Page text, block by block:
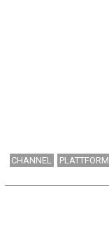
CHANNEL PLATTFORM